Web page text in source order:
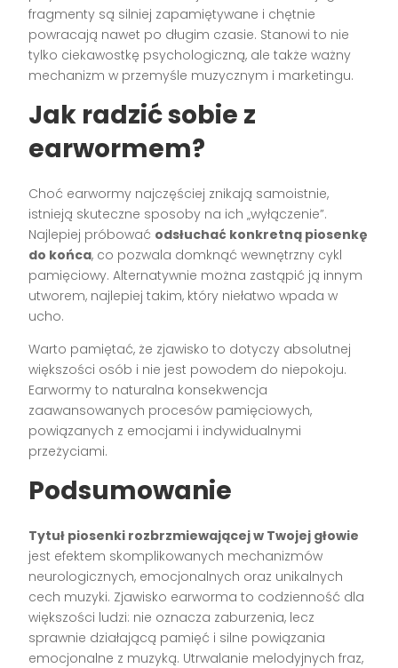
fragmenty są silniej zapamiętywane i chętnie
powracają nawet po długim czasie. Stanowi to nie
tylko ciekawostkę psychologiczną, ale także ważny
mechanizm w przemyśle muzycznym i marketingu.
Jak radzić sobie z
earwormem?
Choć earwormy najczęściej znikają samoistnie,
istnieją skuteczne sposoby na ich „wyłączenie”.
Najlepiej próbować odsłuchać konkretną piosenkę
do końca, co pozwala domknąć wewnętrzny cykl
pamięciowy. Alternatywnie można zastąpić ją innym
utworem, najlepiej takim, który niełatwo wpada w
ucho.
Warto pamiętać, że zjawisko to dotyczy absolutnej
większości osób i nie jest powodem do niepokoju.
Earwormy to naturalna konsekwencja
zaawansowanych procesów pamięciowych,
powiązanych z emocjami i indywidualnymi
przeżyciami.
Podsumowanie
Tytuł piosenki rozbrzmiewającej w Twojej głowie
jest efektem skomplikowanych mechanizmów
neurologicznych, emocjonalnych oraz unikalnych
cech muzyki. Zjawisko earworma to codzienność dla
większości ludzi: nie oznacza zaburzenia, lecz
sprawnie działającą pamięć i silne powiązania
emocjonalne z muzyką. Utrwalanie melodyjnych fraz,